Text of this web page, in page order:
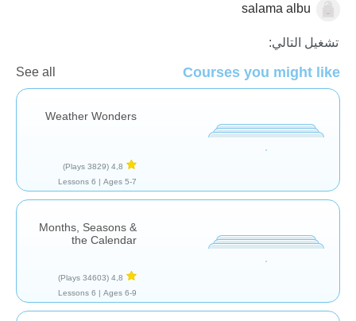
الإحساس بالوقت
salama albu
تشغيل التالي:
Courses you might like
See all
Weather Wonders
4,8
(3829 Plays)
Ages 5-7 |
6 Lessons
Months, Seasons &
the Calendar
4,8
(34603 Plays)
Ages 6-9 |
6 Lessons